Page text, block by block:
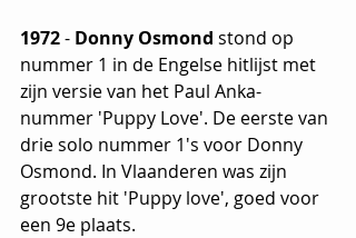
1972 - Donny Osmond stond op
nummer 1 in de Engelse hitlijst met
zijn versie van het Paul Anka-
nummer 'Puppy Love'. De eerste van
drie solo nummer 1's voor Donny
Osmond. In Vlaanderen was zijn
grootste hit 'Puppy love', goed voor
een 9e plaats.